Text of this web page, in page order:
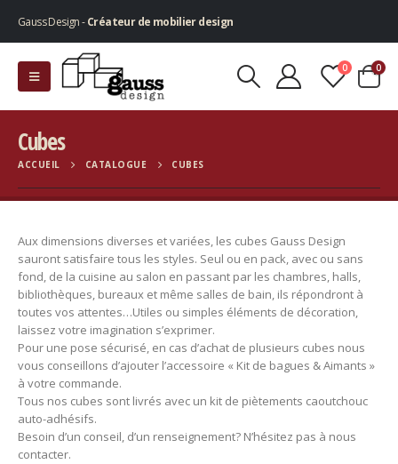
Gauss Design -Créateur de mobilier design
0 0
Cubes
ACCUEIL CATALOGUE CUBES
Aux dimensions diverses et variées, les cubes Gauss Design
sauront satisfaire tous les styles. Seul ou en pack, avec ou sans
fond, de la cuisine au salon en passant par les chambres, halls,
bibliothèques, bureaux et même salles de bain, ils répondront à
toutes vos attentes…Utiles ou simples éléments de décoration,
laissez votre imagination s’exprimer.
Pour une pose sécurisé, en cas d’achat de plusieurs cubes nous
vous conseillons d’ajouter l’accessoire « Kit de bagues & Aimants »
à votre commande.
Tous nos cubes sont livrés avec un kit de piètements caoutchouc
auto-adhésifs.
Besoin d’un conseil, d’un renseignement? N’hésitez pas à nous
contacter.